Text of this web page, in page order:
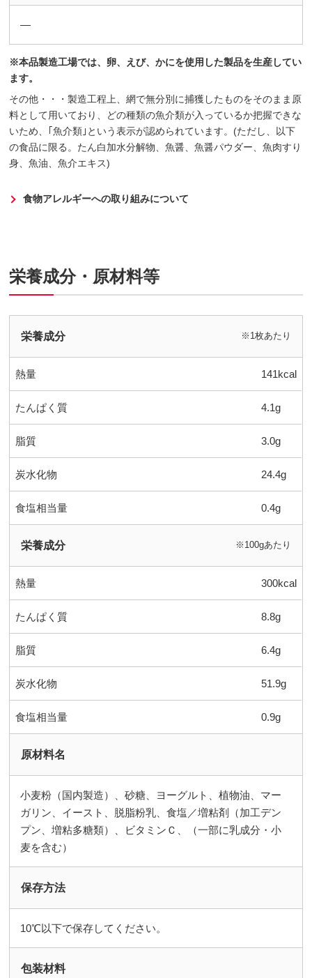
―
※本品製造工場では、卵、えび、かにを使用した製品を生産してい
ます。
その他・・・製造工程上、網で無分別に捕獲したものをそのまま原
料として用いており、どの種類の魚介類が入っているか把握できな
いため、｢魚介類｣という表示が認められています。(ただし、以下
の食品に限る。たん白加水分解物、魚醤、魚醤パウダー、魚肉すり
身、魚油、魚介エキス)
食物アレルギーへの取り組みについて
栄養成分・原材料等
栄養成分 ※1枚あたり
熱量 141kcal
たんぱく質 4.1g
脂質 3.0g
炭水化物 24.4g
食塩相当量 0.4g
栄養成分 ※100gあたり
熱量 300kcal
たんぱく質 8.8g
脂質 6.4g
炭水化物 51.9g
食塩相当量 0.9g
原材料名
小麦粉（国内製造）、砂糖、ヨーグルト、植物油、マー
ガリン、イースト、脱脂粉乳、食塩／増粘剤（加工デン
プン、増粘多糖類）、ビタミンＣ、（一部に乳成分・小
麦を含む）
保存方法
10℃以下で保存してください。
包装材料